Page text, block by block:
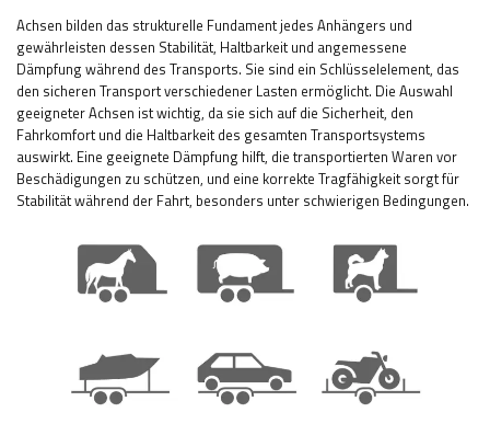
Achsen bilden das strukturelle Fundament jedes Anhängers und
gewährleisten dessen Stabilität, Haltbarkeit und angemessene
Dämpfung während des Transports. Sie sind ein Schlüsselelement, das
den sicheren Transport verschiedener Lasten ermöglicht. Die Auswahl
geeigneter Achsen ist wichtig, da sie sich auf die Sicherheit, den
Fahrkomfort und die Haltbarkeit des gesamten Transportsystems
auswirkt. Eine geeignete Dämpfung hilft, die transportierten Waren vor
Beschädigungen zu schützen, und eine korrekte Tragfähigkeit sorgt für
Stabilität während der Fahrt, besonders unter schwierigen Bedingungen.